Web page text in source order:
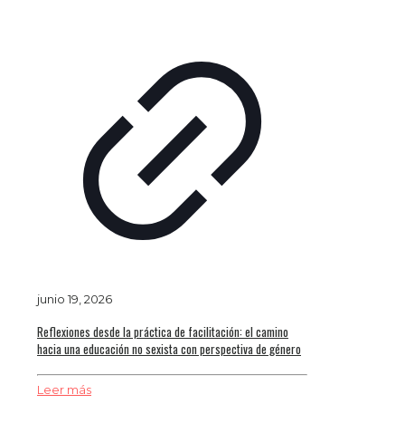
junio 19, 2026
Reflexiones desde la práctica de facilitación: el camino
hacia una educación no sexista con perspectiva de género
Leer más